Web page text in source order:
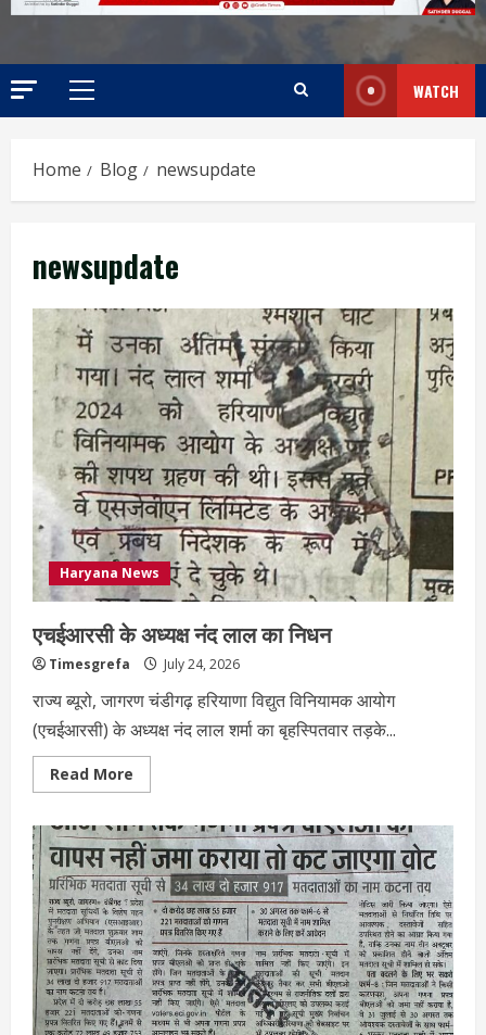
WATCH
Home Blog newsupdate
newsupdate
Haryana News
एचईआरसी के अध्यक्ष नंद लाल का निधन
Timesgrefa July 24, 2026
राज्य ब्यूरो, जागरण चंडीगढ़ हरियाणा विद्युत विनियामक आयोग
(एचईआरसी) के अध्यक्ष नंद लाल शर्मा का बृहस्पितवार तड़के...
Read More